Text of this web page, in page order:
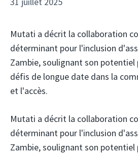
Mutati a décrit la collaboration
déterminant pour l'inclusion
Zambie, soulignant son potentiel
défis de longue date dans la
et l'accès.
Mutati a décrit la collaboration
déterminant pour l'inclusion
Zambie, soulignant son potentiel